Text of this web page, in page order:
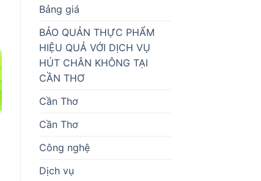
Bảng giá
BẢO QUẢN THỰC PHẨM
HIỆU QUẢ VỚI DỊCH VỤ
HÚT CHÂN KHÔNG TẠI
CẦN THƠ
Cần Thơ
Cần Thơ
Công nghệ
Dịch vụ